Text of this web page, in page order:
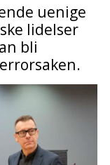
uenige
lidelser
bli